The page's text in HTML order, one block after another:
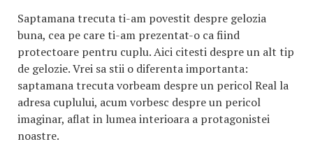
Saptamana trecuta ti-am povestit despre gelozia
buna, cea pe care ti-am prezentat-o ca fiind
protectoare pentru cuplu. Aici citesti despre un alt tip
de gelozie. Vrei sa stii o diferenta importanta:
saptamana trecuta vorbeam despre un pericol Real la
adresa cuplului, acum vorbesc despre un pericol
imaginar, aflat in lumea interioara a protagonistei
noastre.